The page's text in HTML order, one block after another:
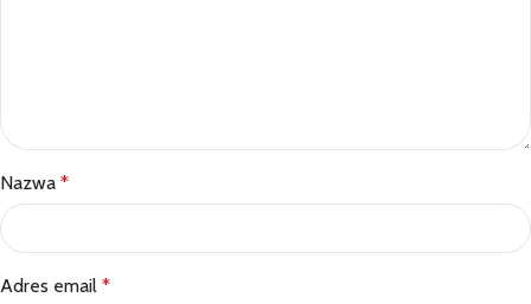
Nazwa *
Adres email *